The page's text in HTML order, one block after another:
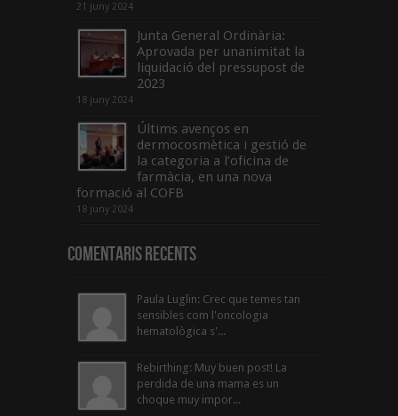
21 juny 2024
Junta General Ordinària:
Aprovada per unanimitat la
liquidació del pressupost de
2023
18 juny 2024
Últims avenços en
dermocosmètica i gestió de
la categoria a l’oficina de
farmàcia, en una nova
formació al COFB
18 juny 2024
Comentaris Recents
Paula Luglin: Crec que temes tan
sensibles com l'oncologia
hematològica s'...
Rebirthing: Muy buen post! La
perdida de una mama es un
choque muy impor...